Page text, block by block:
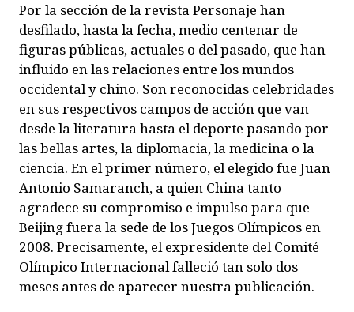
Por la sección de la revistaPersonaje han
desfilado, hasta la fecha, medio centenar de
figuras públicas, actuales o del pasado, que han
influido en las relaciones entre los mundos
occidental y chino. Son reconocidas celebridades
en sus respectivos campos de acción que van
desde la literatura hasta el deporte pasando por
las bellas artes, la diplomacia, la medicina o la
ciencia. En el primer número, el elegido fue Juan
Antonio Samaranch, a quien China tanto
agradece su compromiso e impulso para que
Beijing fuera la sede de los Juegos Olímpicos en
2008. Precisamente, el expresidente del Comité
Olímpico Internacional falleció tan solo dos
meses antes de aparecer nuestra publicación.